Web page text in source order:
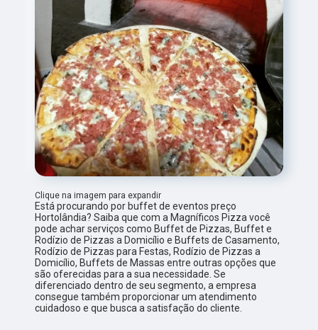
Clique na imagem para expandir
Está procurando por buffet de eventos preço
Hortolândia? Saiba que com a Magníficos Pizza você
pode achar serviços como Buffet de Pizzas, Buffet e
Rodízio de Pizzas a Domicílio e Buffets de Casamento,
Rodízio de Pizzas para Festas, Rodízio de Pizzas a
Domicílio, Buffets de Massas entre outras opções que
são oferecidas para a sua necessidade. Se
diferenciado dentro de seu segmento, a empresa
consegue também proporcionar um atendimento
cuidadoso e que busca a satisfação do cliente.